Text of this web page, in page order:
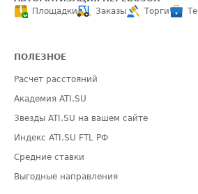
Площадки
Заказы Торги
ПОЛЕЗНОЕ
Расчет расстояний
Академия ATI.SU
Звезды ATI.SU на вашем сайте
Индекс ATI.SU FTL РФ
Средние ставки
Выгодные направления